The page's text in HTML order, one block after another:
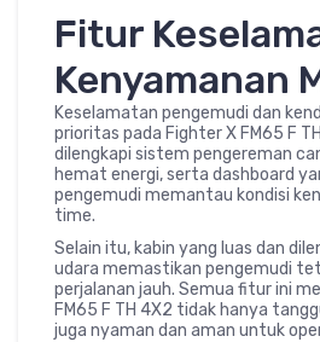
Fitur
Kenyamanan
Keselamatan pengemudi dan
prioritas pada Fighter X FM65 F
dilengkapi sistem pengereman
hemat energi, serta dashboard
pengemudi memantau kondisi
time.
Selain itu, kabin yang luas dan
udara memastikan pengemudi
perjalanan jauh. Semua fitur ini
FM65 F TH 4X2 tidak hanya
juga nyaman dan aman untuk